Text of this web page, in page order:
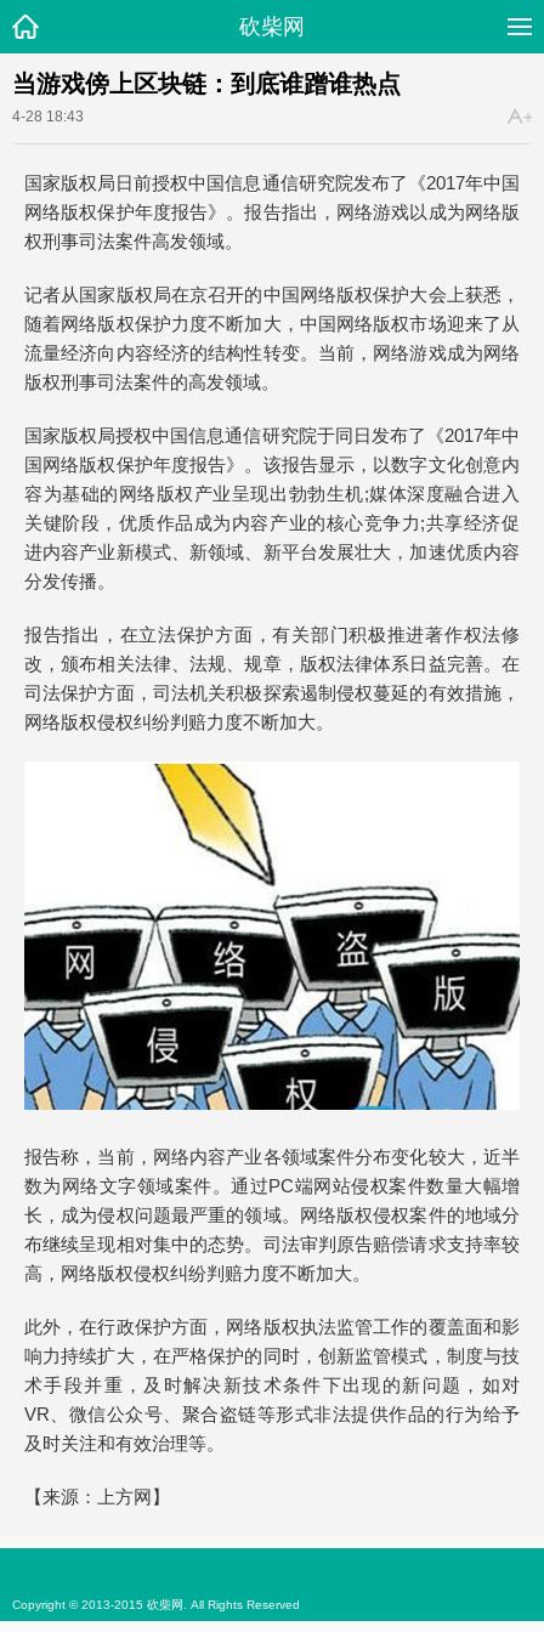
砍柴网
当游戏傍上区块链：到底谁蹭谁热点
4-28 18:43
国家版权局日前授权中国信息通信研究院发布了《2017年中国
网络版权保护年度报告》。报告指出，网络游戏以成为网络版
权刑事司法案件高发领域。
记者从国家版权局在京召开的中国网络版权保护大会上获悉，
随着网络版权保护力度不断加大，中国网络版权市场迎来了从
流量经济向内容经济的结构性转变。当前，网络游戏成为网络
版权刑事司法案件的高发领域。
国家版权局授权中国信息通信研究院于同日发布了《2017年中
国网络版权保护年度报告》。该报告显示，以数字文化创意内
容为基础的网络版权产业呈现出勃勃生机;媒体深度融合进入
关键阶段，优质作品成为内容产业的核心竞争力;共享经济促
进内容产业新模式、新领域、新平台发展壮大，加速优质内容
分发传播。
报告指出，在立法保护方面，有关部门积极推进著作权法修
改，颁布相关法律、法规、规章，版权法律体系日益完善。在
司法保护方面，司法机关积极探索遏制侵权蔓延的有效措施，
网络版权侵权纠纷判赔力度不断加大。
报告称，当前，网络内容产业各领域案件分布变化较大，近半
数为网络文字领域案件。通过PC端网站侵权案件数量大幅增
长，成为侵权问题最严重的领域。网络版权侵权案件的地域分
布继续呈现相对集中的态势。司法审判原告赔偿请求支持率较
高，网络版权侵权纠纷判赔力度不断加大。
此外，在行政保护方面，网络版权执法监管工作的覆盖面和影
响力持续扩大，在严格保护的同时，创新监管模式，制度与技
术手段并重，及时解决新技术条件下出现的新问题，如对
VR、微信公众号、聚合盗链等形式非法提供作品的行为给予
及时关注和有效治理等。
【来源： 上方网】
Copyright © 2013-2015 砍柴网. All Rights Reserved